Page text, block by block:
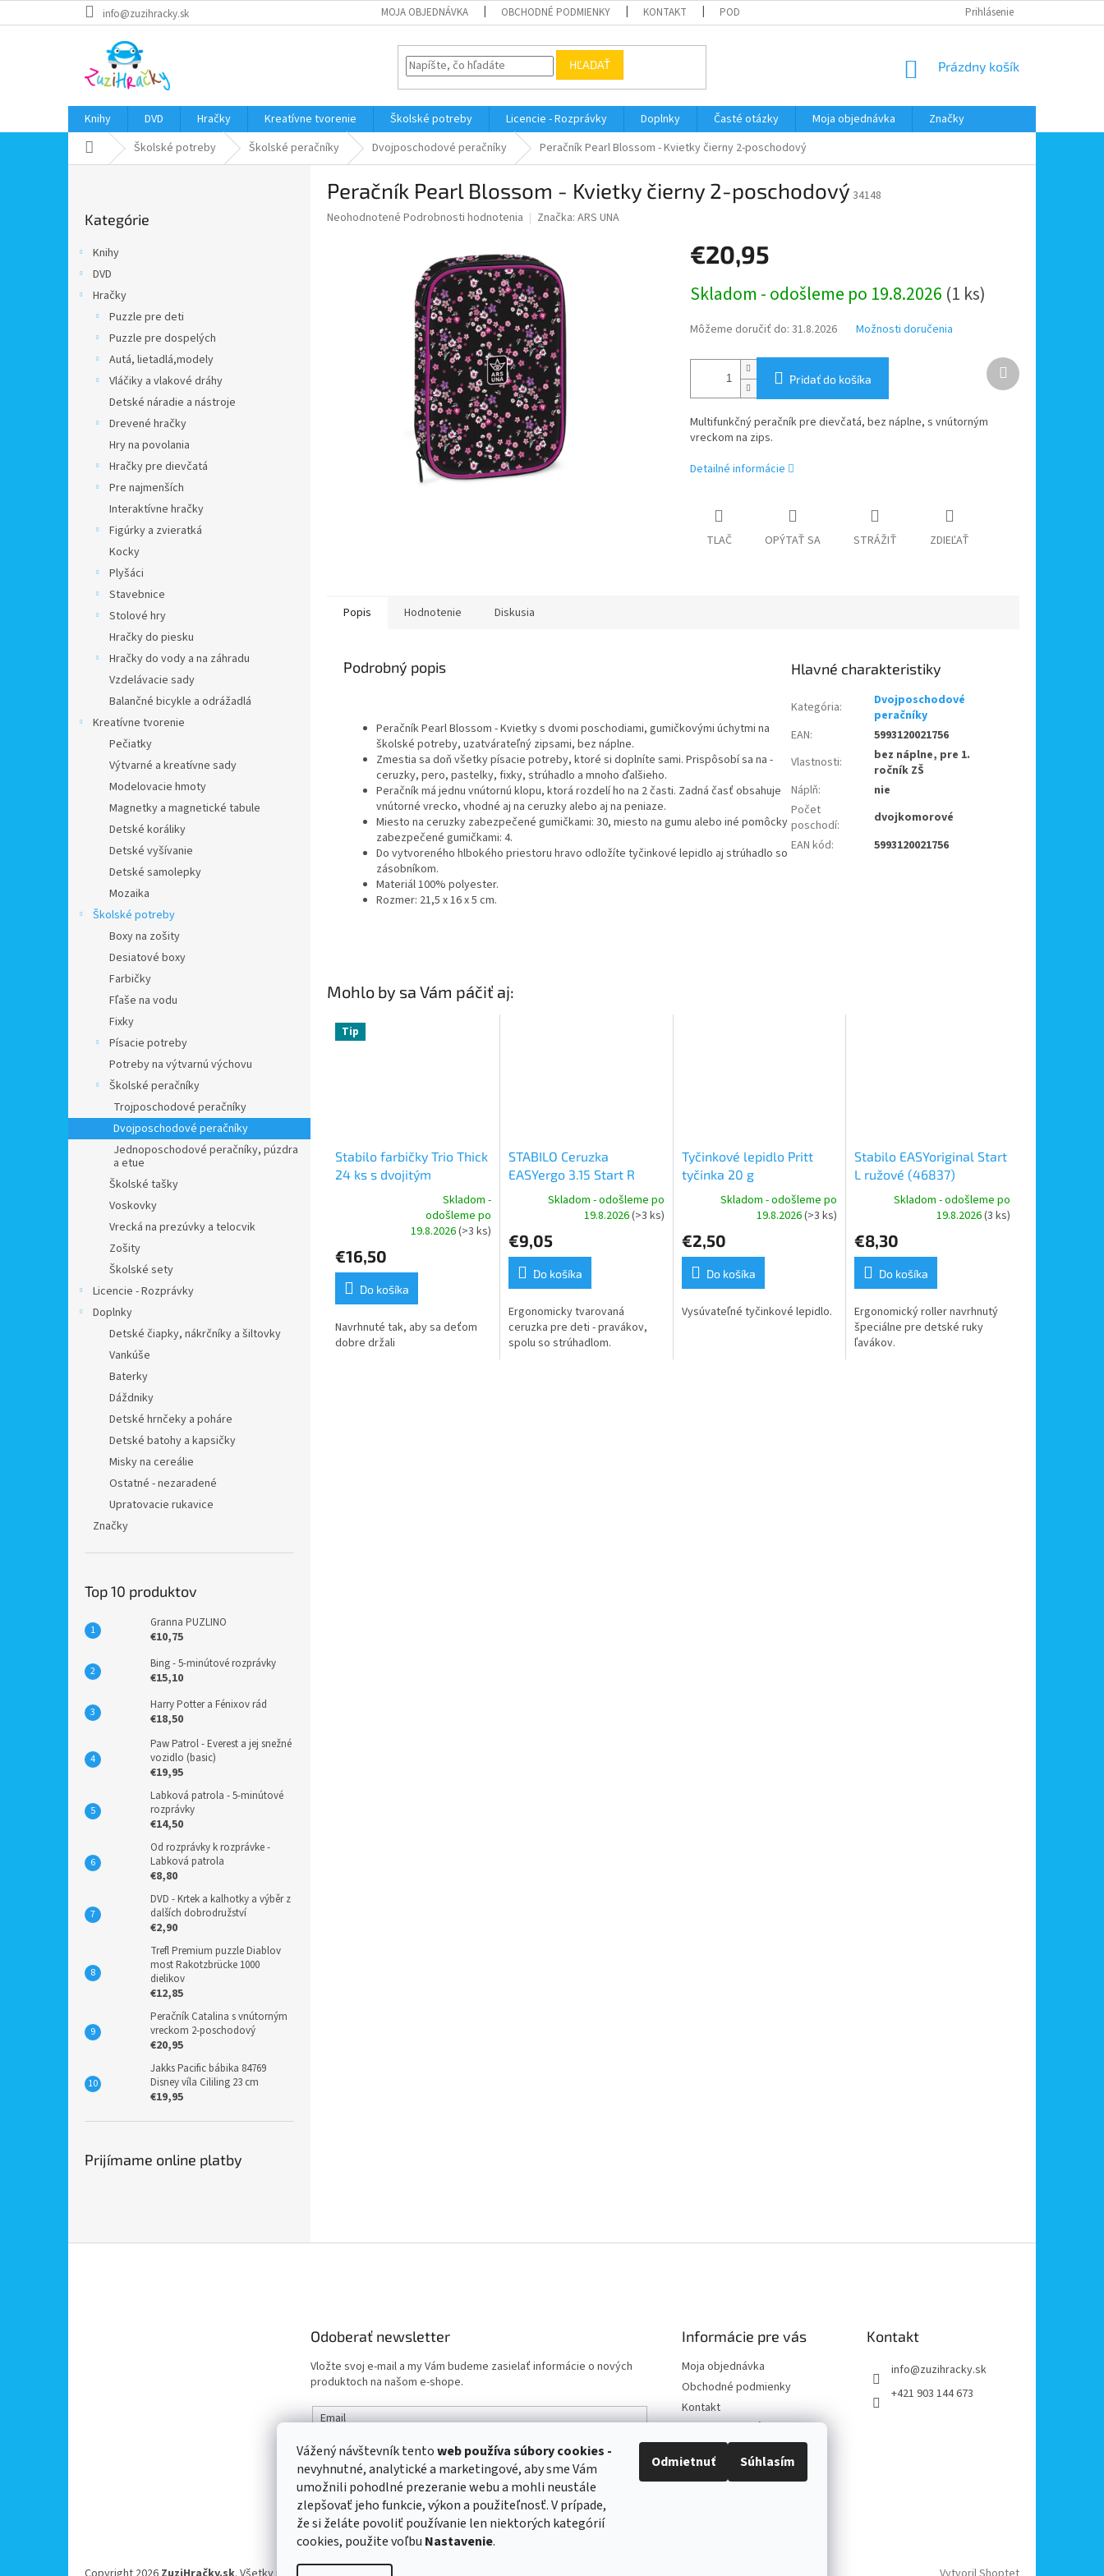
Vážený návštevník tentoweb používasúbory cookies -
nevyhnutné, analytické a marketingové, aby sme Vám
umožnili pohodlné prezeranie webu a mohli neustále
zlepšovať jeho funkcie, výkon a použiteľnosť. V prípade,
že si želáte povoliť používanie len niektorých kategórií
cookies, použite voľbu Nastavenie.
Odmietnuť Súhlasím
na
info@zuzihracky.sk MOJA OBJEDNÁVKA OBCHODNÉ PODMIENKY KONTAKT PODMIENKY OOÚ ODSTÚPENIE OD ZMLUVY
Prihlásenie
HĽADAŤ
NÁKUPNÝ
Prázdny košík
Knihy DVD Hračky Kreatívne tvorenie Školské potreby Licencie - Rozprávky Doplnky Časté otázky Moja objednávka
Značky
DomovŠkolské potreby Školské peračníky Dvojposchodové peračníky Peračník Pearl Blossom - Kvietky čierny 2-poschodový
kategórie
Kategórie
Knihy
DVD
Hračky
Puzzle pre deti
Puzzle pre dospelých
Autá, lietadlá,modely
Vláčiky a vlakové dráhy
Detské náradie a nástroje
Drevené hračky
Hry na povolania
Hračky pre dievčatá
Pre najmenších
Interaktívne hračky
Figúrky a zvieratká
Kocky
Plyšáci
Stavebnice
Stolové hry
Hračky do piesku
Hračky do vody a na záhradu
Vzdelávacie sady
Balančné bicykle a odrážadlá
Kreatívne tvorenie
Pečiatky
Výtvarné a kreatívne sady
Modelovacie hmoty
Magnetky a magnetické tabule
Detské koráliky
Detské vyšívanie
Detské samolepky
Mozaika
Školské potreby
Boxy na zošity
Desiatové boxy
Farbičky
Fľaše na vodu
Fixky
Písacie potreby
Potreby na výtvarnú výchovu
Školské peračníky
Trojposchodové peračníky
Dvojposchodové peračníky
Jednoposchodové peračníky, púzdra
a etue
Školské tašky
Voskovky
Vrecká na prezúvky a telocvik
Zošity
Školské sety
Licencie - Rozprávky
Doplnky
Detské čiapky, nákrčníky a šiltovky
Vankúše
Baterky
Dáždniky
Detské hrnčeky a poháre
Detské batohy a kapsičky
Misky na cereálie
Ostatné - nezaradené
Upratovacie rukavice
Značky
Top 10 produktov
Granna PUZLINO
€10,75
Bing - 5-minútové rozprávky
€15,10
Harry Potter a Fénixov rád
€18,50
Paw Patrol - Everest a jej snežné
vozidlo (basic)
€19,95
Labková patrola - 5-minútové
rozprávky
€14,50
Od rozprávky k rozprávke -
Labková patrola
€8,80
DVD - Krtek a kalhotky a výběr z
dalších dobrodružství
€2,90
Trefl Premium puzzle Diablov
most Rakotzbrücke 1000
dielikov
€12,85
Peračník Catalina s vnútorným
vreckom 2-poschodový
€20,95
Jakks Pacific bábika 84769
Disney víla Cililing 23 cm
€19,95
Prijímame online platby
Peračník Pearl Blossom - Kvietky čierny 2-poschodový 34148
Priemerné
Neohodnotené Podrobnosti hodnotenia Značka: ARS UNA
€20,95
cena:
Skladom - odošleme po 19.8.2026 (1 ks)
Môžeme doručiť do: 31.8.2026 Možnosti doručenia
Pridať do košíka
Multifunkčný peračník pre dievčatá, bez náplne, s vnútorným
vreckom na zips.
Detailné informácie
TLAČ OPÝTAŤ SA STRÁŽIŤ ZDIEĽAŤ
Ďalší
produkt
Popis Hodnotenie Diskusia
Podrobný popis
Peračník Pearl Blossom - Kvietky s dvomi poschodiami, gumičkovými úchytmi na
školské potreby, uzatvárateľný zipsami, bez náplne.
Zmestia sa doň všetky písacie potreby, ktoré si doplníte sami. Prispôsobí sa na -
ceruzky, pero, pastelky, fixky, strúhadlo a mnoho ďalšieho.
Peračník má jednu vnútornú klopu, ktorá rozdelí ho na 2 časti. Zadná časť obsahuje
vnútorné vrecko, vhodné aj na ceruzky alebo aj na peniaze.
Miesto na ceruzky zabezpečené gumičkami: 30, miesto na gumu alebo iné pomôcky
zabezpečené gumičkami: 4.
Do vytvoreného hlbokého priestoru hravo odložíte tyčinkové lepidlo aj strúhadlo so
zásobníkom.
Materiál 100% polyester.
Rozmer: 21,5 x 16 x 5 cm.
Kategória:
Dvojposchodové
peračníky
EAN:
5993120021756
Vlastnosti:
bez náplne, pre 1.
ročník ZŠ
Náplň:
nie
Počet
poschodí:
dvojkomorové
EAN kód: 5993120021756
Mohlo by sa Vám páčiť aj:
Tip
Stabilo farbičky Trio Thick
24 ks s dvojitým
produktu
je
5,0
hviezdičiek.
Skladom -
odošleme po
19.8.2026(>3 ks)
€16,50
Do košíka
Navrhnuté tak, aby sa deťom
dobre držali
STABILO Ceruzka
EASYergo 3.15 Start R
(ružová)Skladom - odošleme po
19.8.2026(>3 ks)
€9,05
Do košíka
Ergonomicky tvarovaná
ceruzka pre deti - pravákov,
spolu so strúhadlom.
Tyčinkové lepidlo Pritt
tyčinka 20 g
Skladom - odošleme po
19.8.2026(>3 ks)
€2,50
Do košíka
Vysúvateľné tyčinkové lepidlo.
Stabilo EASYoriginal Start
L ružové (46837)
Skladom - odošleme po
19.8.2026(3 ks)
€8,30
Do košíka
Ergonomický roller navrhnutý
špeciálne pre detské ruky
ľavákov.
Odoberať newsletter
Vložte svoj e-mail a my Vám budeme zasielať informácie o nových
produktoch na našom e-shope.
Email
Vložením e-mailu súhlasíte spodmienkami ochrany osobných
údajov
PRIHLÁSIŤ SA
Informácie pre vás
Moja objednávka
Obchodné podmienky
Kontakt
Doprava a platba
Odstúpenie od zmluvy
Kontakt
info@zuzihracky.sk
+421 903 144 673